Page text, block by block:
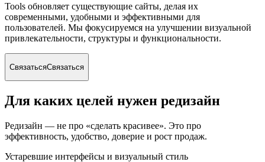
Tools обновляет существующие сайты, делая их
современными, удобными и эффективными для
пользователей. Мы фокусируемся на улучшении визуальной
привлекательности, структуры и функциональности.
СвязатьсяСвязаться
Для каких целей нужен редизайн
Редизайн — не про «сделать красивее». Это про
эффективность, удобство, доверие и рост продаж.
Устаревшие интерфейсы и визуальный стиль